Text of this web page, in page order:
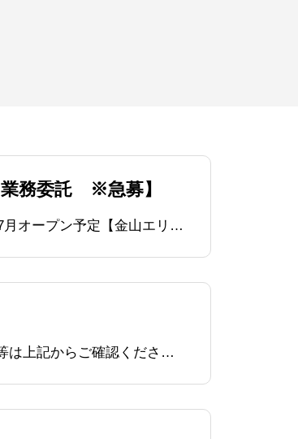
務委託 ※急募】
【ヘッドミント求人情報】でドライヘッドスパのセラピストを募集しております。【栄東新町エリア】2023年7月オープン予定【金山エリア】2023年8月オープン予定に関してはオープニングスタッフを募
【ヘッドミント求人情報】でドライヘッドスパのセラピストを募集しております。詳しい福利厚生や給料条件等は上記からご確認ください。上記ページから応募して採用した時の特典として、ヘッドミントが運